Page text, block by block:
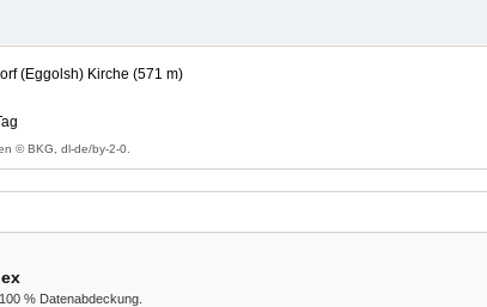
(Eggolsh) Kirche (571 m)
© BKG, dl-de/by-2-0.
% Datenabdeckung.